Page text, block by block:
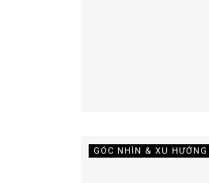
GÓC NHÌN & XU HƯỚNG